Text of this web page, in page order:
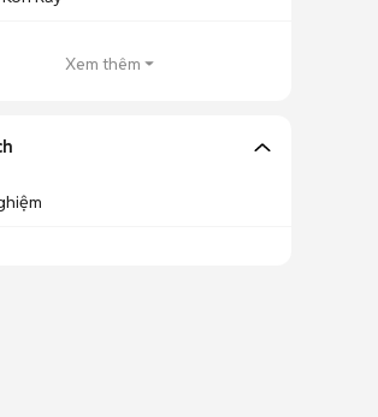
Xem thêm